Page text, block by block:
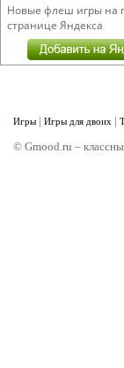
Новые флеш игры на
странице Яндекса
Игры | Игры для двоих |
© Gmood.ru –